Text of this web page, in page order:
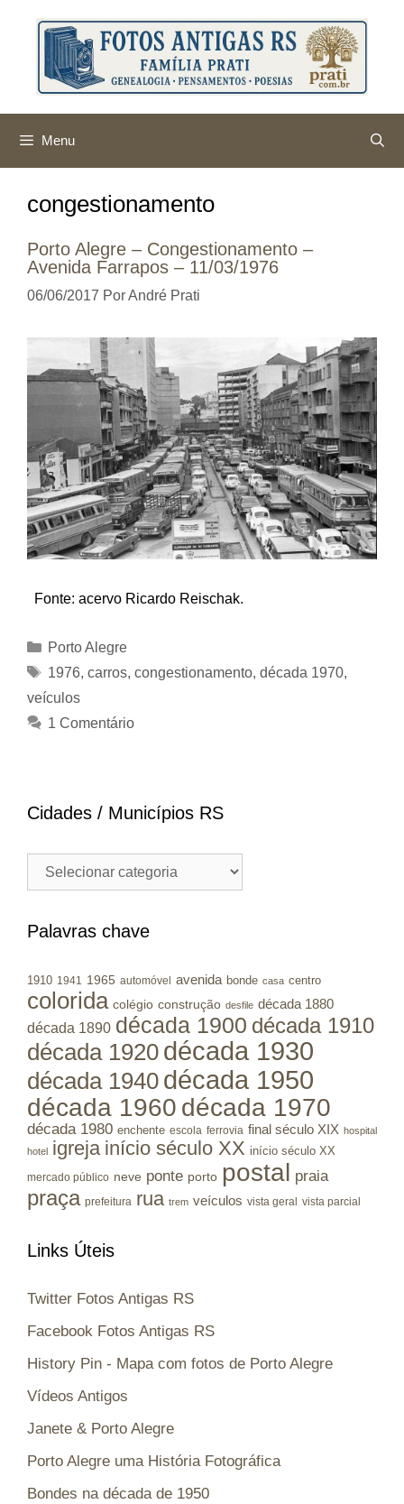
conteúdo
Menu
congestionamento
Porto Alegre – Congestionamento –
Avenida Farrapos – 11/03/1976
06/06/2017 PorAndré Prati
Fonte: acervo Ricardo Reischak.
Categorias
Porto Alegre
Tags
1976, carros, congestionamento, década 1970,
veículos
1 Comentário
Cidades / Municípios RS
Cidades
Municípios
Palavras chave
1910 1941 1965 automóvel avenida bonde casa centro
colorida colégio construção desfile década 1880
década 1890 década 1900 década 1910
década 1920 década 1930
década 1940 década 1950
década 1960 década 1970
década 1980 enchente escola ferrovia final século XIX hospital
hotel igreja início século XX início século XX
mercado público neve ponte porto postal praia
praça prefeitura rua trem veículos vista geral vista parcial
Links Úteis
Twitter Fotos Antigas RS
Facebook Fotos Antigas RS
History Pin - Mapa com fotos de Porto Alegre
Vídeos Antigos
Janete & Porto Alegre
Porto Alegre uma História Fotográfica
Bondes na década de 1950